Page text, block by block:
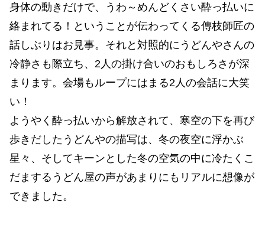
身体の動きだけで、うわ～めんどくさい酔っ払いに
絡まれてる！ということが伝わってくる傳枝師匠の
話しぶりはお見事。それと対照的にうどんやさんの
冷静さも際立ち、2人の掛け合いのおもしろさが深
まります。会場もループにはまる2人の会話に大笑
い！
ようやく酔っ払いから解放されて、寒空の下を再び
歩きだしたうどんやの描写は、冬の夜空に浮かぶ
星々、そしてキーンとした冬の空気の中に冷たくこ
だまするうどん屋の声があまりにもリアルに想像が
できました。